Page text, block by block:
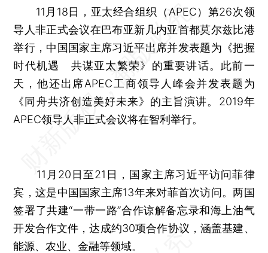
11月18日，亚太经合组织（APEC）第26次领
导人非正式会议在巴布亚新几内亚首都莫尔兹比港
举行，中国国家主席习近平出席并发表题为《把握
时代机遇 共谋亚太繁荣》的重要讲话。此前一
天，他还出席APEC工商领导人峰会并发表题为
《同舟共济创造美好未来》的主旨演讲。2019年
APEC领导人非正式会议将在智利举行。
11月20日至21日，国家主席习近平访问菲律
宾，这是中国国家主席13年来对菲首次访问。两国
签署了共建“一带一路”合作谅解备忘录和海上油气
开发合作文件，达成约30项合作协议，涵盖基建、
能源、农业、金融等领域。